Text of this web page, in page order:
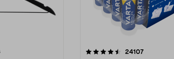
anmeldelser
stjerner 24107
4.5av 5 stjerner